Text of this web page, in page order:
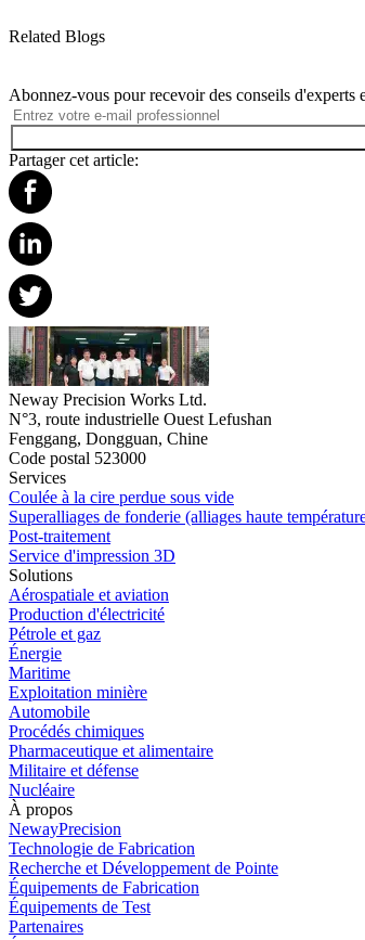
Related Blogs
Abonnez-vous pour recevoir des conseils
Partager cet article:
Neway Precision Works Ltd.
N°3, route industrielle Ouest Lefushan
Fenggang, Dongguan, Chine
Code postal 523000
Services
Coulée à la cire perdue sous vide
Superalliages de fonderie (alliages haute
Post-traitement
Service d'impression 3D
Solutions
Aérospatiale et aviation
Production d'électricité
Pétrole et gaz
Énergie
Maritime
Exploitation minière
Automobile
Procédés chimiques
Pharmaceutique et alimentaire
Militaire et défense
Nucléaire
À propos
NewayPrecision
Technologie de Fabrication
Recherche et Développement de Pointe
Équipements de Fabrication
Équipements de Test
Partenaires